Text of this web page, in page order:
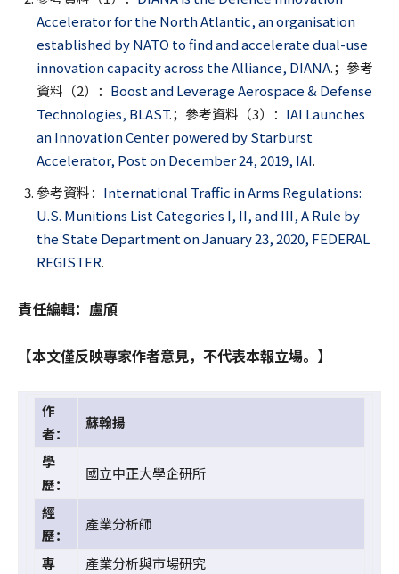
Accelerator for the North Atlantic, an organisation
established by NATO to find and accelerate dual-use
innovation capacity across the Alliance, DIANA.；參考
資料（2）： Boost and Leverage Aerospace & Defense
Technologies, BLAST.；參考資料（3）： IAI Launches
an Innovation Center powered by Starburst
Accelerator, Post on December 24, 2019, IAI.
參考資料： International Traffic in Arms Regulations:
U.S. Munitions List Categories I, II, and III, A Rule by
the State Department on January 23, 2020, FEDERAL
REGISTER.
責任編輯：盧頎
【本文僅反映專家作者意見，不代表本報立場。】
作
者：
蘇翰揚
學
歷：
國立中正大學企研所
經
歷：
產業分析師
專 產業分析與市場研究